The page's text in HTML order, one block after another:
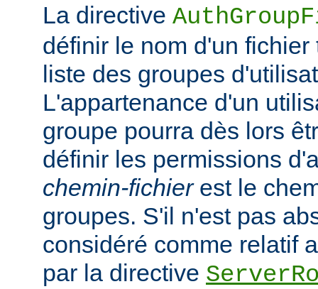
La directive
définir le nom d'un
liste des groupes
L'appartenance d'un
groupe pourra dès lors
définir les permissions
chemin-fichierest le
groupes. S'il n'est pas
considéré comme relatif
par la directive